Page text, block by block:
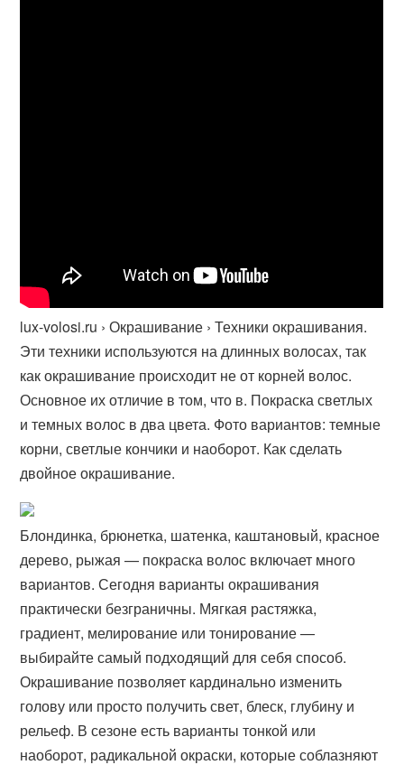
lux-volosi.ru › Окрашивание › Техники окрашивания.
Эти техники используются на длинных волосах, так
как окрашивание происходит не от корней волос.
Основное их отличие в том, что в. Покраска светлых
и темных волос в два цвета. Фото вариантов: темные
корни, светлые кончики и наоборот. Как сделать
двойное окрашивание.
Блондинка, брюнетка, шатенка, каштановый, красное
дерево, рыжая — покраска волос включает много
вариантов. Сегодня варианты окрашивания
практически безграничны. Мягкая растяжка,
градиент, мелирование или тонирование —
выбирайте самый подходящий для себя способ.
Окрашивание позволяет кардинально изменить
голову или просто получить свет, блеск, глубину и
рельеф. В сезоне есть варианты тонкой или
наоборот, радикальной окраски, которые соблазняют